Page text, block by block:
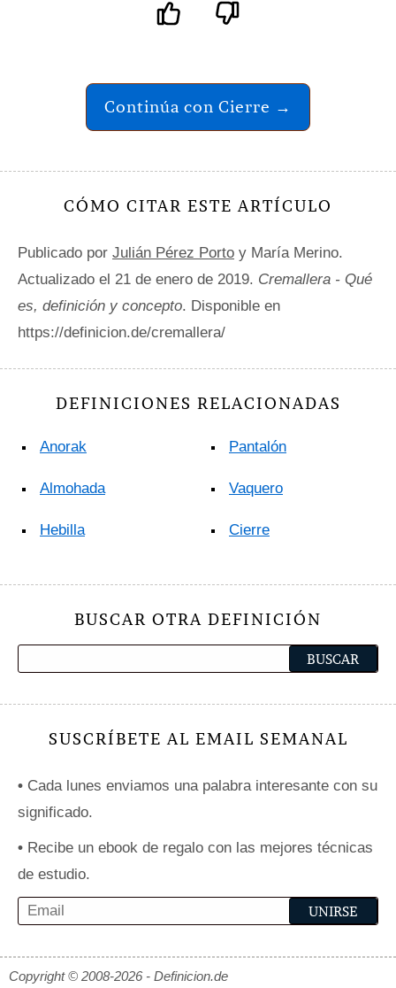
Continúa con Cierre →
CÓMO CITAR ESTE ARTÍCULO
Publicado por Julián Pérez Porto y María Merino.
Actualizado el 21 de enero de 2019. Cremallera - Qué
es, definición y concepto. Disponible en
https://definicion.de/cremallera/
DEFINICIONES RELACIONADAS
Anorak
Almohada
Hebilla
Pantalón
Vaquero
Cierre
BUSCAR OTRA DEFINICIÓN
SUSCRÍBETE AL EMAIL SEMANAL
• Cada lunes enviamos una palabra interesante con su
significado.
• Recibe un ebook de regalo con las mejores técnicas
de estudio.
Copyright © 2008-2026 - Definicion.de